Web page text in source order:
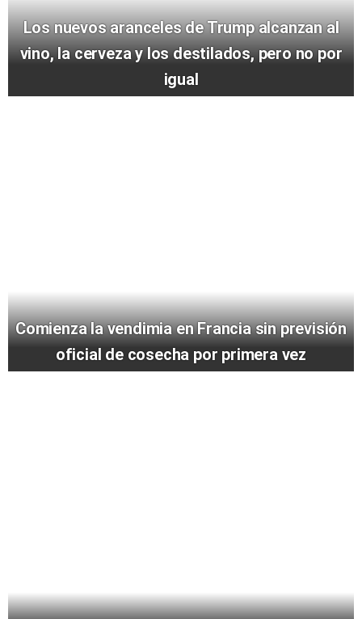
Los nuevos aranceles de Trump alcanzan al
vino, la cerveza y los destilados, pero no por
igual
Comienza la vendimia en Francia sin previsión
oficial de cosecha por primera vez